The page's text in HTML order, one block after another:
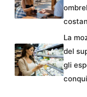
La
del
gli